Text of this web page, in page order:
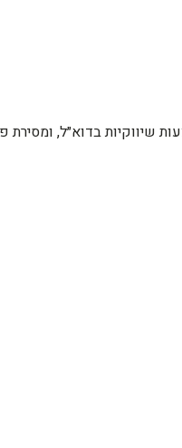
שיווקיות בדוא״ל,